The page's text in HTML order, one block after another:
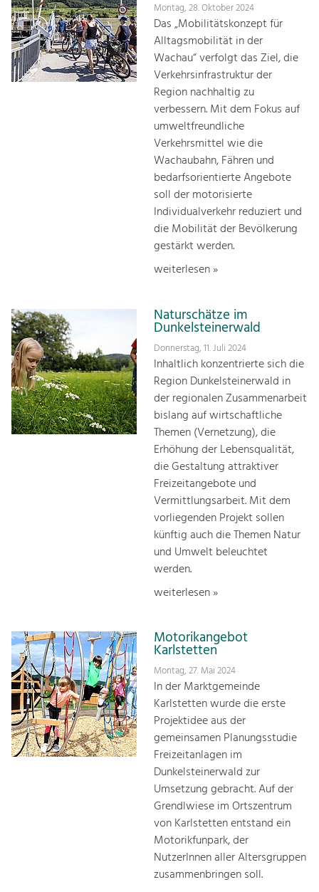
Montag, 28. Oktober 2024
Das „Mobilitätskonzept für
Alltagsmobilität in der
Wachau“ verfolgt das Ziel, die
Verkehrsinfrastruktur der
Region nachhaltig zu
verbessern. Mit dem Fokus auf
umweltfreundliche
Verkehrsmittel wie die
Wachaubahn, Fähren und
bedarfsorientierte Angebote
soll der motorisierte
Individualverkehr reduziert und
die Mobilität der Bevölkerung
gestärkt werden.
weiterlesen »
Naturschätze im
Dunkelsteinerwald
Donnerstag, 11. Juli 2024
Inhaltlich konzentrierte sich die
Region Dunkelsteinerwald in
der regionalen Zusammenarbeit
bislang auf wirtschaftliche
Themen (Vernetzung), die
Erhöhung der Lebensqualität,
die Gestaltung attraktiver
Freizeitangebote und
Vermittlungsarbeit. Mit dem
vorliegenden Projekt sollen
künftig auch die Themen Natur
und Umwelt beleuchtet
werden.
weiterlesen »
Motorikangebot
Karlstetten
Montag, 27. Mai 2024
In der Marktgemeinde
Karlstetten wurde die erste
Projektidee aus der
gemeinsamen Planungsstudie
Freizeitanlagen im
Dunkelsteinerwald zur
Umsetzung gebracht. Auf der
Grendlwiese im Ortszentrum
von Karlstetten entstand ein
Motorikfunpark, der
NutzerInnen aller Altersgruppen
zusammenbringen soll.